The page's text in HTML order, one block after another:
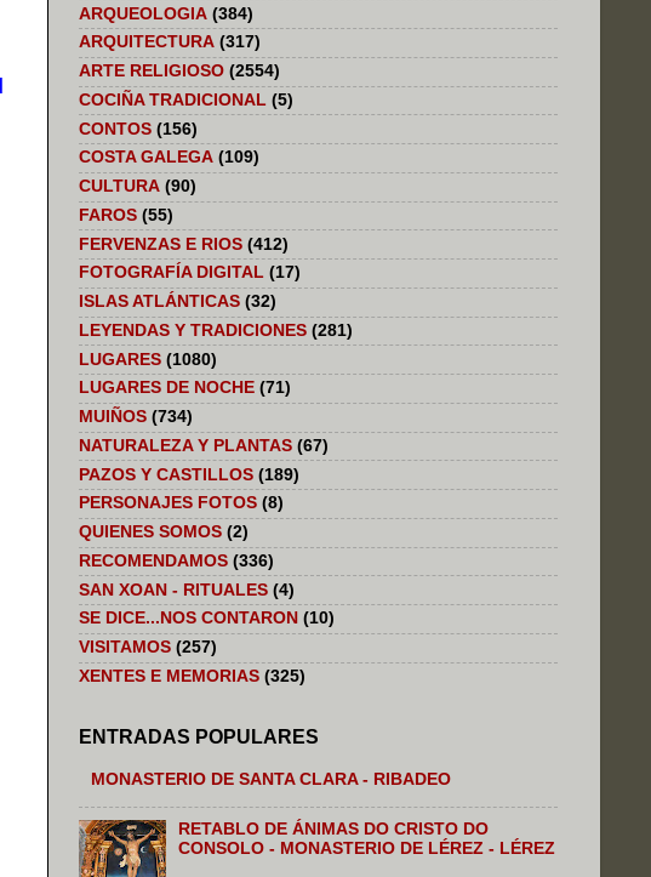
ARQUEOLOGIA (384)
ARQUITECTURA (317)
ARTE RELIGIOSO (2554)
COCIÑA TRADICIONAL (5)
CONTOS (156)
COSTA GALEGA (109)
CULTURA (90)
FAROS (55)
FERVENZAS E RIOS (412)
FOTOGRAFÍA DIGITAL (17)
ISLAS ATLÁNTICAS (32)
LEYENDAS Y TRADICIONES (281)
LUGARES (1080)
LUGARES DE NOCHE (71)
MUIÑOS (734)
NATURALEZA Y PLANTAS (67)
PAZOS Y CASTILLOS (189)
PERSONAJES FOTOS (8)
QUIENES SOMOS (2)
RECOMENDAMOS (336)
SAN XOAN - RITUALES (4)
SE DICE...NOS CONTARON (10)
VISITAMOS (257)
XENTES E MEMORIAS (325)
ENTRADAS POPULARES
MONASTERIO DE SANTA CLARA - RIBADEO
RETABLO DE ÁNIMAS DO CRISTO DO
CONSOLO - MONASTERIO DE LÉREZ - LÉREZ